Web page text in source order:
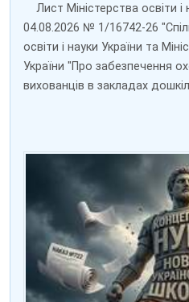
Лист Міністерства освіти і
04.08.2026 № 1/16742-26
освіти і науки України та
України "Про забезпечення
вихованців в закладах